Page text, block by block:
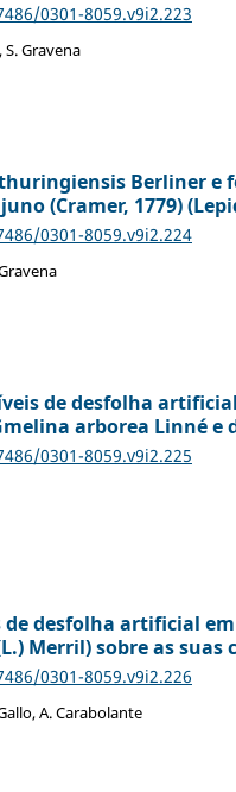
0301-8059.v9i2.223
S. Gravena
Berliner
(Cramer, 1779)
0301-8059.v9i2.224
de desfolha
arborea Linné
0301-8059.v9i2.225
de desfolha artificial
Merril) sobre as
0301-8059.v9i2.226
A. Carabolante